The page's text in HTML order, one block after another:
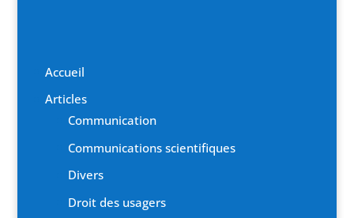
Accueil
Articles
Communication
Communications scientifiques
Divers
Droit des usagers